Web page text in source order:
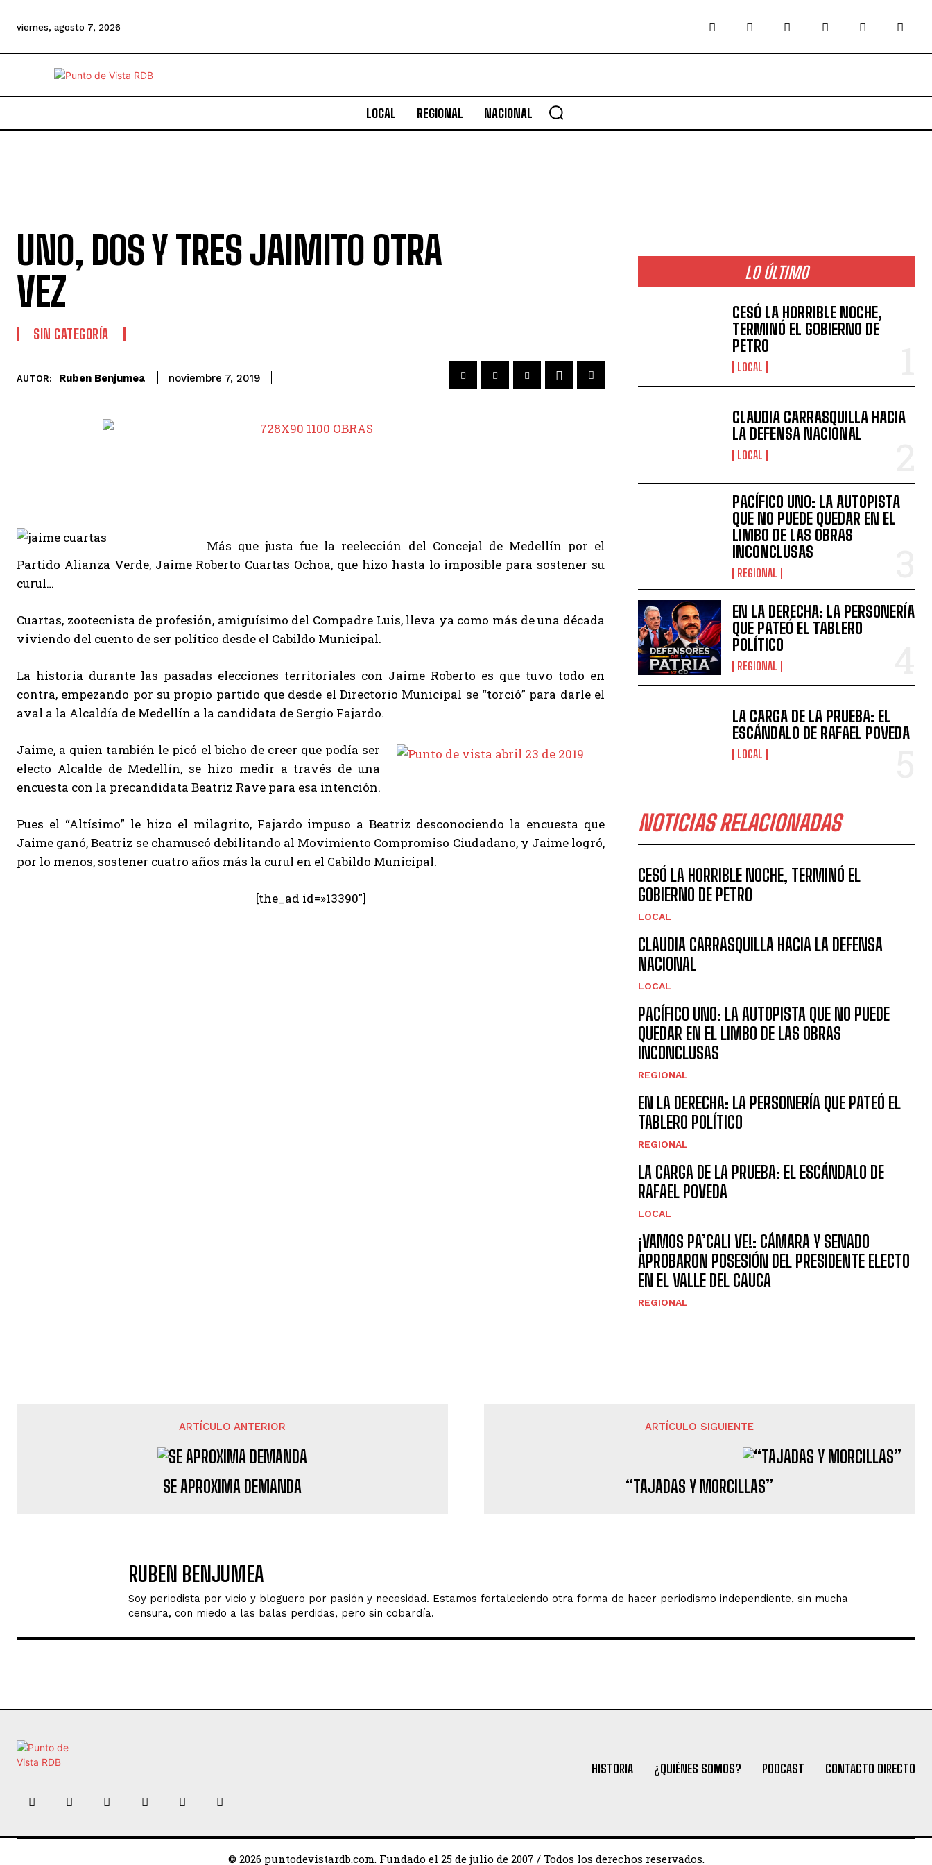
viernes, agosto 7, 2026
LOCAL REGIONAL NACIONAL
UNO, DOS Y TRES JAIMITO OTRA
VEZ
SIN CATEGORÍA
AUTOR: Ruben Benjumea noviembre 7, 2019
Más que justa fue la reelección del Concejal de Medellín por el
Partido Alianza Verde, Jaime Roberto Cuartas Ochoa, que hizo hasta lo imposible para sostener su
curul…
Cuartas, zootecnista de profesión, amiguísimo del Compadre Luis, lleva ya como más de una década
viviendo del cuento de ser político desde el Cabildo Municipal.
La historia durante las pasadas elecciones territoriales con Jaime Roberto es que tuvo todo en
contra, empezando por su propio partido que desde el Directorio Municipal se “torció” para darle el
aval a la Alcaldía de Medellín a la candidata de Sergio Fajardo.
Jaime, a quien también le picó el bicho de creer que podía ser
electo Alcalde de Medellín, se hizo medir a través de una
encuesta con la precandidata Beatriz Rave para esa intención.
Pues el “Altísimo” le hizo el milagrito, Fajardo impuso a Beatriz desconociendo la encuesta que
Jaime ganó, Beatriz se chamuscó debilitando al Movimiento Compromiso Ciudadano, y Jaime logró,
por lo menos, sostener cuatro años más la curul en el Cabildo Municipal.
[the_ad id=»13390″]
LO ÚLTIMO
CESÓ LA HORRIBLE NOCHE,
TERMINÓ EL GOBIERNO DE
PETRO
LOCAL
CLAUDIA CARRASQUILLA HACIA
LA DEFENSA NACIONAL
LOCAL
PACÍFICO UNO: LA AUTOPISTA
QUE NO PUEDE QUEDAR EN EL
LIMBO DE LAS OBRAS
INCONCLUSAS
REGIONAL
EN LA DERECHA: LA PERSONERÍA
QUE PATEÓ EL TABLERO
POLÍTICO
REGIONAL
LA CARGA DE LA PRUEBA: EL
ESCÁNDALO DE RAFAEL POVEDA
LOCAL
NOTICIAS RELACIONADAS
CESÓ LA HORRIBLE NOCHE, TERMINÓ EL
GOBIERNO DE PETRO
LOCAL
CLAUDIA CARRASQUILLA HACIA LA DEFENSA
NACIONAL
LOCAL
PACÍFICO UNO: LA AUTOPISTA QUE NO PUEDE
QUEDAR EN EL LIMBO DE LAS OBRAS
INCONCLUSAS
REGIONAL
EN LA DERECHA: LA PERSONERÍA QUE PATEÓ EL
TABLERO POLÍTICO
REGIONAL
LA CARGA DE LA PRUEBA: EL ESCÁNDALO DE
RAFAEL POVEDA
LOCAL
¡VAMOS PA’CALI VE!: CÁMARA Y SENADO
APROBARON POSESIÓN DEL PRESIDENTE ELECTO
EN EL VALLE DEL CAUCA
REGIONAL
ARTÍCULO ANTERIOR
SE APROXIMA DEMANDA
ARTÍCULO SIGUIENTE
“TAJADAS Y MORCILLAS”
RUBEN BENJUMEA
Soy periodista por vicio y bloguero por pasión y necesidad. Estamos fortaleciendo otra forma de hacer periodismo independiente, sin mucha
censura, con miedo a las balas perdidas, pero sin cobardía.
HISTORIA ¿QUIÉNES SOMOS? PODCAST CONTACTO DIRECTO
© 2026 puntodevistardb.com. Fundado el 25 de julio de 2007 / Todos los derechos reservados.